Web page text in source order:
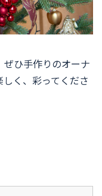
ひ手作りのオーナ
く、彩ってくださ